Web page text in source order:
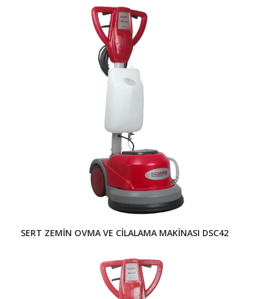
SERT ZEMİN OVMA VE CİLALAMA MAKİNASI DSC42